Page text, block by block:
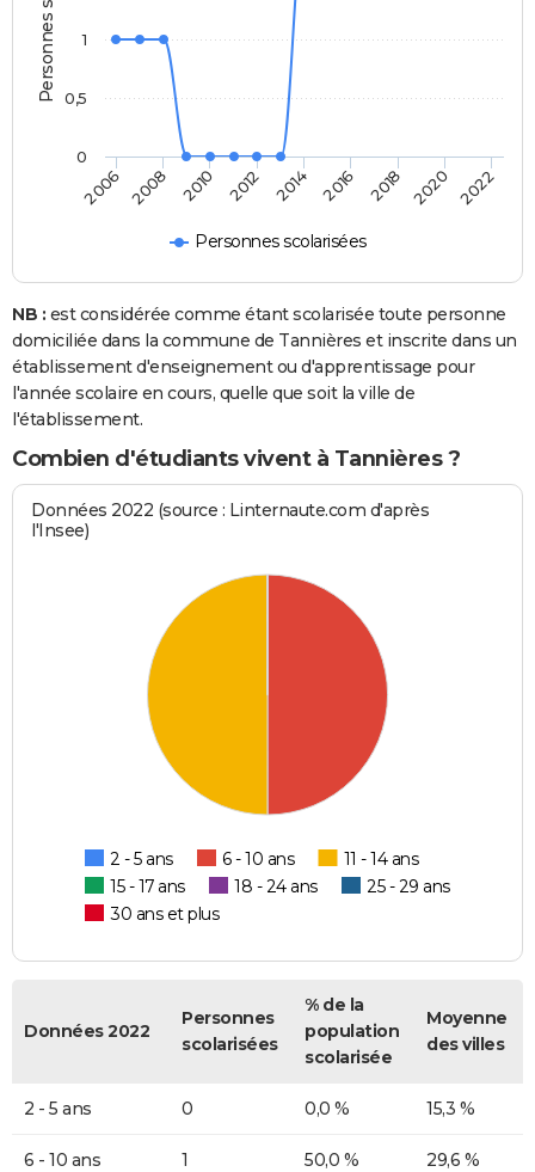
Personnes scolarisées
2006 2008 2010 2012 2014 2016 2018 2020 2022
0
0,5
1
NB : est considérée comme étant scolarisée toute personne
domiciliée dans la commune de Tannières et inscrite dans un
établissement d'enseignement ou d'apprentissage pour
l'année scolaire en cours, quelle que soit la ville de
l'établissement.
Combien d'étudiants vivent à Tannières ?
Données 2022 (source : Linternaute.com d'après
l'Insee)
2 - 5 ans 6 - 10 ans
11 - 14 ans
15 - 17 ans
18 - 24 ans
25 - 29 ans
30 ans et plus
Données 2022
Personnes
scolarisées
% de la
population
scolarisée
Moyenne
des villes
2 - 5 ans 0 0,0 % 15,3 %
6 - 10 ans 1 50,0 % 29,6 %